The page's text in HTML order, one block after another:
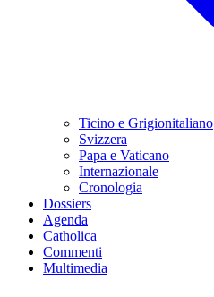
Ticino e Grigionitaliano
Svizzera
Papa e Vaticano
Internazionale
Cronologia
Dossiers
Agenda
Catholica
Commenti
Multimedia